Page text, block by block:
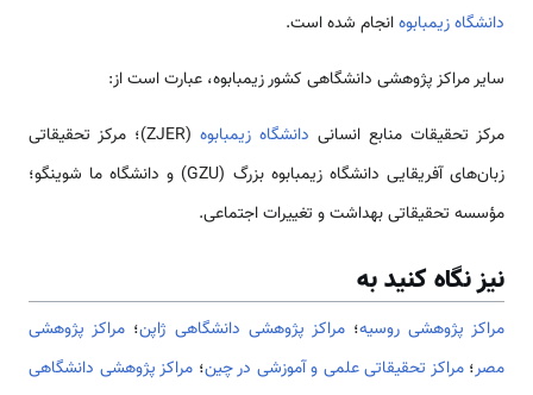
دانشگاه زیمبابوهانجام شده است.
سایر مراکز پژوهشی دانشگاهی کشور زیمبابوه، عبارت است از:
مرکز تحقیقات منابع انسانی دانشگاه زیمبابوه
(ZJER)؛ مرکز تحقیقاتی
زبان‌های آفریقایی دانشگاه زیمبابوه بزرگ (GZU) و دانشگاه ما شوینگو؛
مؤسسه تحقیقاتی بهداشت و تغییرات اجتماعی.
نیز نگاه کنید به
مراکز پژوهشی روسیه؛ مراکز پژوهشی دانشگاهی ژاپن؛ مراکز پژوهشی
مصر؛مراکز تحقيقاتی علمی و آموزشی در چین؛ مراکز پژوهشی دانشگاهی